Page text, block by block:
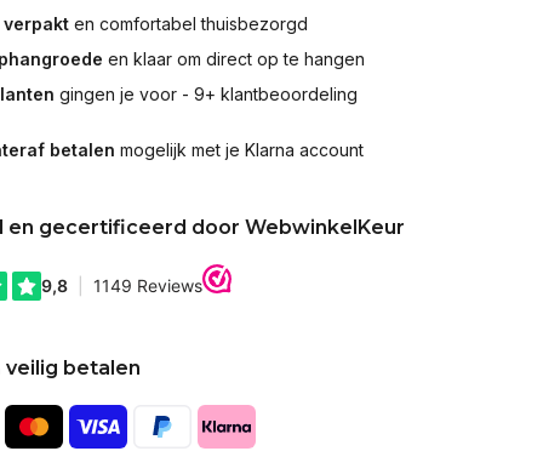
en comfortabel thuisbezorgd
en klaar om direct op te hangen
gingen je voor - 9+ klantbeoordeling
betalen mogelijk met je Klarna account
en gecertificeerd door WebwinkelKeur
veilig betalen